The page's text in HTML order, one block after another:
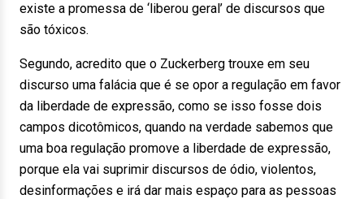
existe a promessa de ‘liberou geral’ de discursos que
são tóxicos.
Segundo, acredito que o Zuckerberg trouxe em seu
discurso uma falácia que é se opor a regulação em favor
da liberdade de expressão, como se isso fosse dois
campos dicotômicos, quando na verdade sabemos que
uma boa regulação promove a liberdade de expressão,
porque ela vai suprimir discursos de ódio, violentos,
desinformações e irá dar mais espaço para as pessoas